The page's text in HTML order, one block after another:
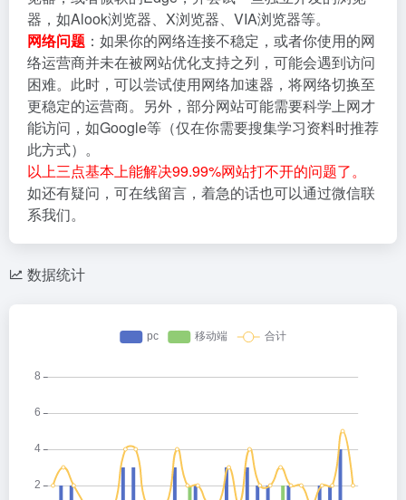
器，如Alook浏览器、X浏览器、VIA浏览器等。
网络问题 ：如果你的网络连接不稳定，或者你使用的网
络运营商并未在被网站优化支持之列，可能会遇到访问
困难。此时，可以尝试使用网络加速器，将网络切换至
更稳定的运营商。另外，部分网站可能需要科学上网才
能访问，如Google等（仅在你需要搜集学习资料时推荐
此方式）。
以上三点基本上能解决99.99%网站打不开的问题了。
如还有疑问，可在线留言，着急的话也可以通过微信联
系我们。
数据统计